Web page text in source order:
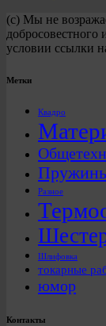
(с) Мы не
добросовестного
условии ссылки
Метки
Квадро
Разное
Шлифовка
токарные
юмор
Контакты